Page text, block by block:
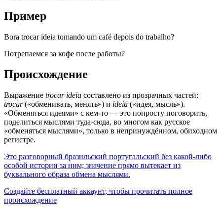
Пример
Bora trocar ideia tomando um café depois do trabalho?
Потрепаемся за кофе после работы?
Происхождение
Выражение trocar ideia составлено из прозрачных частей:
trocar(«обменивать, менять») и ideia («идея, мысль»).
«Обменяться идеями» с кем-то — это попросту поговорить,
поделиться мыслями туда-сюда, во многом как русское
«обменяться мыслями», только в непринуждённом, обиходном
регистре.
Это разговорный бразильский португальский без какой-либо
особой истории за ним; значение прямо вытекает из
буквального образа обмена мыслями.
Создайте бесплатный аккаунт, чтобы прочитать полное
происхождение